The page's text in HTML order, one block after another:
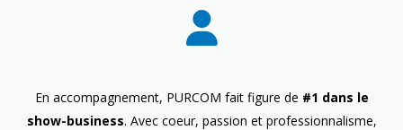
En accompagnement, PURCOM fait figure de #1 dans le
show-business. Avec coeur, passion et professionnalisme,